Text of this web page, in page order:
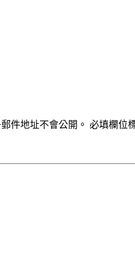
件地址不會公開。 必填欄位